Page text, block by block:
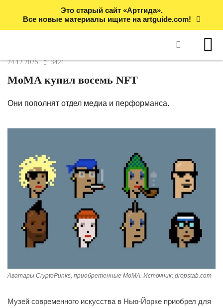
Это старый сайт «Артгида».
Все новые материалы ищите на artguide.com!
24.12.2025 3421
MoMA купил восемь NFT
Они пополнят отдел медиа и перформанса.
Аватары CryptoPunks, приобретенные MoMA. Источник: dropstab.com
Музей современного искусства в Нью-Йорке приобрел для